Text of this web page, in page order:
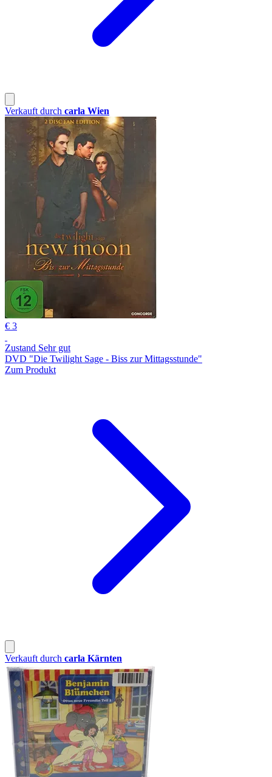
Verkauft durch carla Wien
€ 3
Zustand Sehr gut
DVD "Die Twilight Sage - Biss zur Mittagsstunde"
Zum Produkt
Verkauft durch carla Kärnten